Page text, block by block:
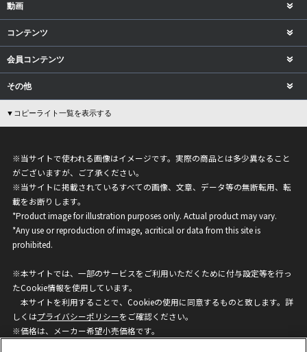
動画
コンテンツ
会員コンテンツ
その他
▼コピーライト一覧を表示する
※当サイトで使われる画像はイメージです。実際の商品とは多少異なること
がございますが、ご了承ください。
※当サイトに掲載されているすべての画像、文章、データ等の無断転用、転
載をお断りします。
*Product image for illustration purposes only. Actual product may vary.
*Any use or reproduction of image, acritical or data from this site is
prohibited.
※本サイトでは、一部のサービスをご利用いただくために付与設定等を行っ
たCookie情報を使用しています。
本サイトを利用することで、Cookieの使用に同意するものと致します。詳
しくはプライバシーポリシーをご確認ください。
※価格は、メーカー希望小売価格です。